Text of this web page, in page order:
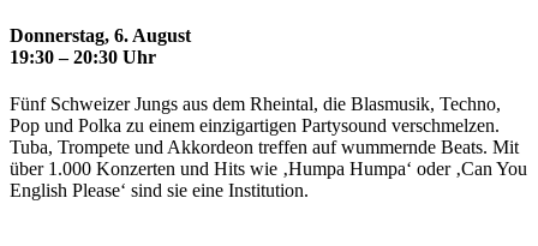
Donnerstag, 6. August
19:30 – 20:30 Uhr
Fünf Schweizer Jungs aus dem Rheintal, die Blasmusik, Techno,
Pop und Polka zu einem einzigartigen Partysound verschmelzen.
Tuba, Trompete und Akkordeon treffen auf wummernde Beats. Mit
über 1.000 Konzerten und Hits wie ‚Humpa Humpa‘ oder ‚Can You
English Please‘ sind sie eine Institution.